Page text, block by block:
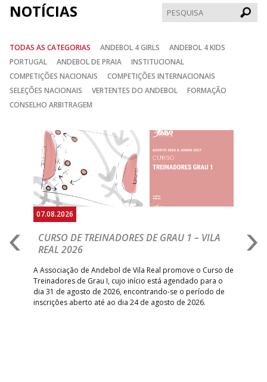
NOTÍCIAS
TODAS AS CATEGORIAS ANDEBOL 4 GIRLS
ANDEBOL 4 KIDS
PORTUGAL
ANDEBOL DE PRAIA
INSTITUCIONAL
COMPETIÇÕES NACIONAIS
COMPETIÇÕES INTERNACIONAIS
SELEÇÕES NACIONAIS
VERTENTES DO ANDEBOL
FORMAÇÃO
CONSELHO ARBITRAGEM
07.08.2026
CURSO DE TREINADORES DE GRAU 1 – VILA
REAL 2026
A Associação de Andebol de Vila Real promove o Curso de
Treinadores de Grau I, cujo início está agendado para o
dia 31 de agosto de 2026, encontrando-se o período de
inscrições aberto até ao dia 24 de agosto de 2026.
Anterior